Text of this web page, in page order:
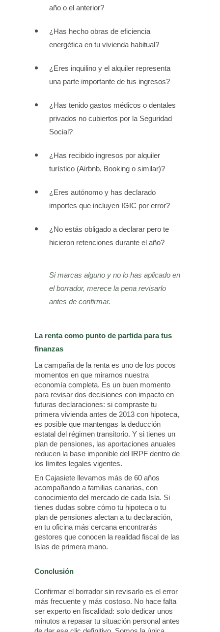
año o el anterior?
¿Has hecho obras de eficiencia
energética en tu vivienda habitual?
¿Eres inquilino y el alquiler representa
una parte importante de tus ingresos?
¿Has tenido gastos médicos o dentales
privados no cubiertos por la Seguridad
Social?
¿Has recibido ingresos por alquiler
turístico (Airbnb, Booking o similar)?
¿Eres autónomo y has declarado
importes que incluyen IGIC por error?
¿No estás obligado a declarar pero te
hicieron retenciones durante el año?
Si marcas alguno y no lo has aplicado en
el borrador, merece la pena revisarlo
antes de confirmar.
La renta como punto de partida para tus
finanzas
La campaña de la renta es uno de los pocos
momentos en que miramos nuestra
economía completa. Es un buen momento
para revisar dos decisiones con impacto en
futuras declaraciones: si compraste tu
primera vivienda antes de 2013 con hipoteca,
es posible que mantengas la deducción
estatal del régimen transitorio. Y si tienes un
plan de pensiones, las aportaciones anuales
reducen la base imponible del IRPF dentro de
los límites legales vigentes.
En Cajasiete llevamos más de 60 años
acompañando a familias canarias, con
conocimiento del mercado de cada Isla. Si
tienes dudas sobre cómo tu hipoteca o tu
plan de pensiones afectan a tu declaración,
en tu oficina más cercana encontrarás
gestores que conocen la realidad fiscal de las
Islas de primera mano.
Conclusión
Confirmar el borrador sin revisarlo es el error
más frecuente y más costoso. No hace falta
ser experto en fiscalidad: solo dedicar unos
minutos a repasar tu situación personal antes